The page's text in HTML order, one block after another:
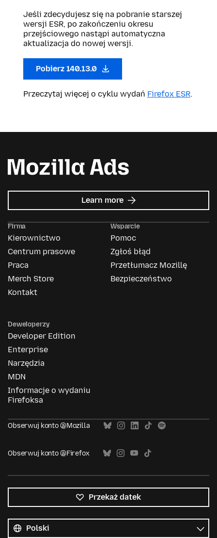
Jeśli zdecydujesz się na pobranie starszej
wersji ESR, po zakończeniu okresu
przejściowego nastąpi automatyczna
aktualizacja do nowej wersji.
Pobierz 140.13.0
Przeczytaj więcej o cyklu wydań Firefox ESR.
Learn more about
Mozilla
Firma
Kierownictwo
Centrum prasowe
Praca
Merch Store
Kontakt
Wsparcie
Pomoc
Zgłoś błąd
Przetłumacz Mozillę
Bezpieczeństwo
Deweloperzy
Developer Edition
Enterprise
Narzędzia
MDN
Informacje o wydaniu
Firefoksa
Obserwuj konto @Mozilla
Obserwuj konto @Firefox
Przekaż datek
języki
Język